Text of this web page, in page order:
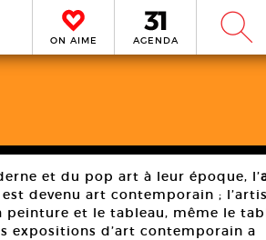
ON AIME AGENDA W
et du pop art à leur époque, l’
devenu art contemporain ;
et le tableau, même le
expositions d’art contemporain a